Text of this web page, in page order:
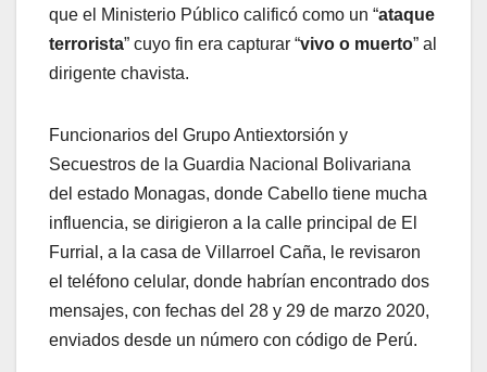
que el Ministerio Público calificó como un “ataque
terrorista” cuyo fin era capturar “vivo o muerto” al
dirigente chavista.
Funcionarios del Grupo Antiextorsión y
Secuestros de la Guardia Nacional Bolivariana
del estado Monagas, donde Cabello tiene mucha
influencia, se dirigieron a la calle principal de El
Furrial, a la casa de Villarroel Caña, le revisaron
el teléfono celular, donde habrían encontrado dos
mensajes, con fechas del 28 y 29 de marzo 2020,
enviados desde un número con código de Perú.